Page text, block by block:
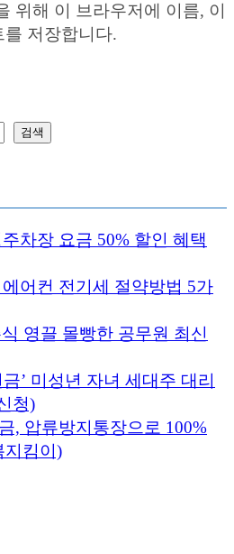
위해 이 브라우저에 이름, 이
저장합니다.
검색
차장 요금 50% 할인 혜택
어컨 전기세 절약방법 5가
식 영끌 몰빵한 공무원 최신
’ 미성년 자녀 세대주 대리
청)
, 압류방지통장으로 100%
지킴이)